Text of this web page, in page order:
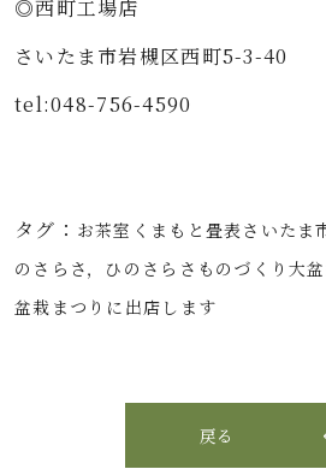
◎西町工場店⁡⁡⁡
さいたま市岩槻区西町5-3-40⁡⁡⁡
tel:048-756-4590⁡⁡⁡
タグ： お茶室 くまもと畳表 さいたま
のさらさ，ひのさらさ ものづくり大
盆栽まつりに出店します
戻る